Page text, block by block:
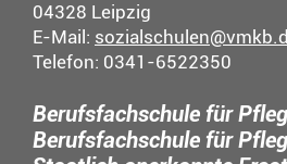
04328 Leipzig
E-Mail:
Telefon: 0341-6522350
Berufsfachschule für
Berufsfachschule für